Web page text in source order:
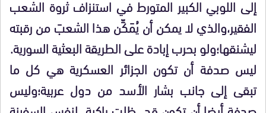
إلى اللوبي الكبير المتورط في استنزاف ثروة الشعب
الفقير،والذي لا يمكن أن يُمَكِّن هذا الشعبَ من رقبته
ليشنقها؛ولو بحرب إبادة على الطريقة البعثية السورية.
ليس صدفة أن تكون الجزائر العسكرية هي كل ما
تبقى إلى جانب بشار الأسد من دول عربية؛وليس